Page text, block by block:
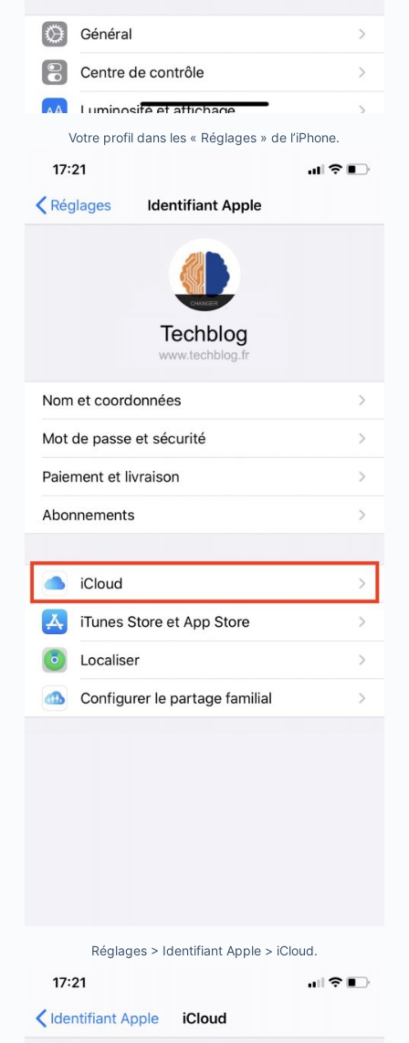
Votre profil dans les « Réglages » de l’iPhone.
Réglages > Identifiant Apple > iCloud.